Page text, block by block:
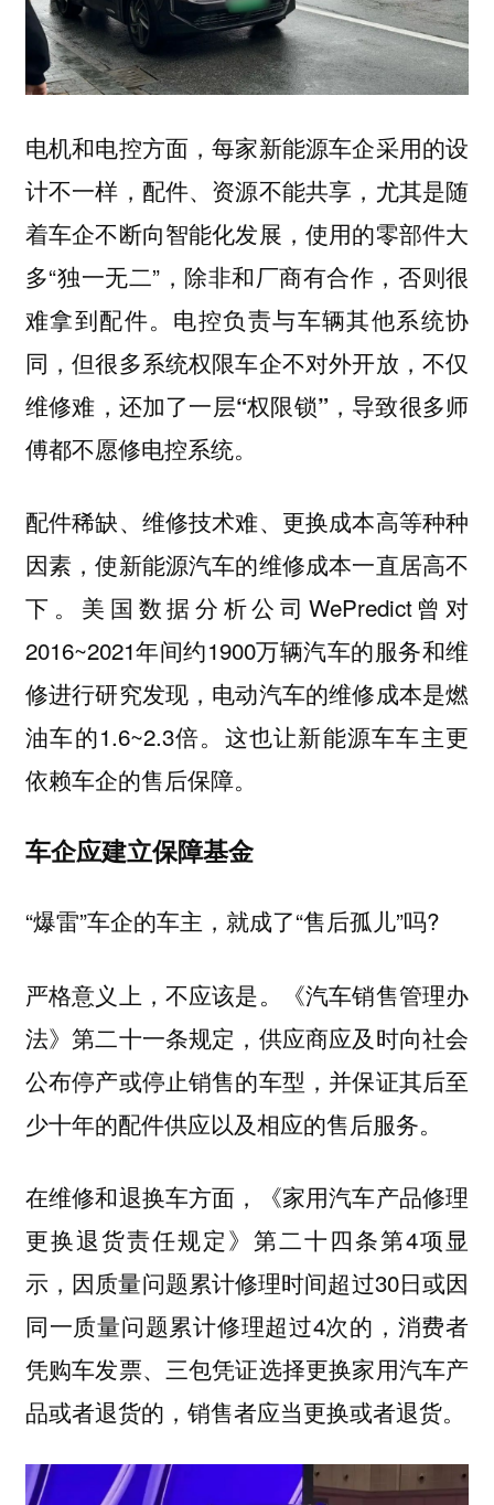
电机和电控方面，每家新能源车企采用的设
计不一样，配件、资源不能共享，尤其是随
着车企不断向智能化发展，使用的零部件大
多“独一无二”，除非和厂商有合作，否则很
难拿到配件。 电控负责与车辆其他系统协
同，但很多系统权限车企不对外开放，不仅
维修难，还加了一层“权限锁”，导致很多师
傅都不愿修电控系统。
配件稀缺、维修技术难、更换成本高等种种
因素，使新能源汽车的维修成本一直居高不
下。美国数据分析公司WePredict曾对
2016~2021年间约1900万辆汽车的服务和维
修进行研究发现，电动汽车的维修成本是燃
油车的1.6~2.3倍。这也让新能源车车主更
依赖车企的售后保障。
车企应建立保障基金
“爆雷”车企的车主，就成了“售后孤儿”吗?
严格意义上，不应该是。《汽车销售管理办
法》第二十一条规定，供应商应及时向社会
公布停产或停止销售的车型，并保证其后至
少十年的配件供应以及相应的售后服务。
在维修和退换车方面，《家用汽车产品修理
更换退货责任规定》第二十四条第4项显
示，因质量问题累计修理时间超过30日或因
同一质量问题累计修理超过4次的，消费者
凭购车发票、三包凭证选择更换家用汽车产
品或者退货的，销售者应当更换或者退货。